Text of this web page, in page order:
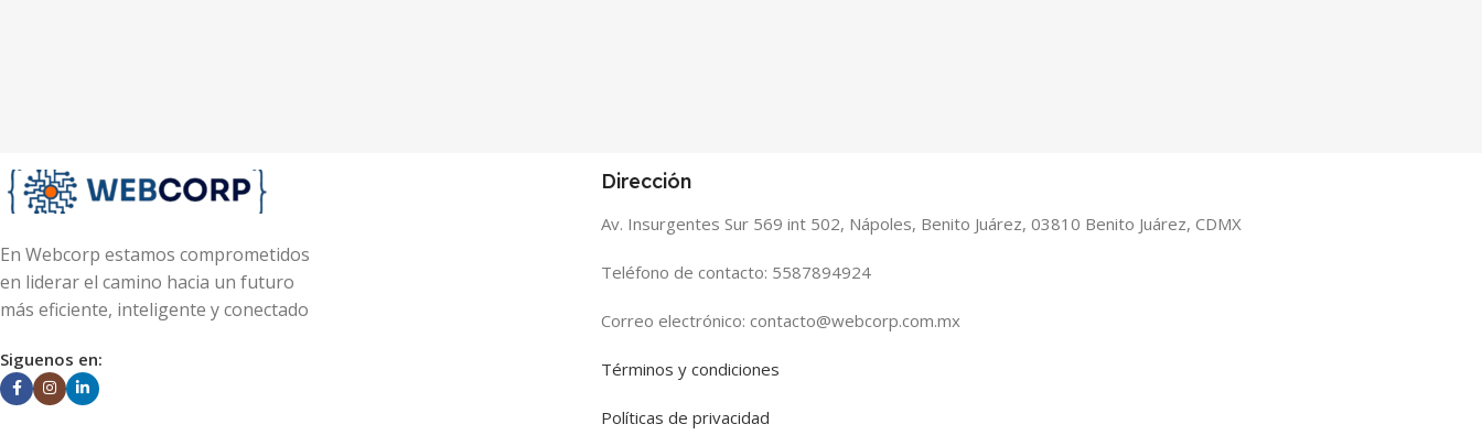
En Webcorp estamos comprometidos
en liderar el camino hacia un futuro
más eficiente, inteligente y conectado
Siguenos en:
Dirección
Av. Insurgentes Sur 569 int 502, Nápoles, Benito Juárez, 03810 Benito Juárez, CDMX
Teléfono de contacto: 5587894924
Correo electrónico: contacto@webcorp.com.mx
Términos y condiciones
Políticas de privacidad